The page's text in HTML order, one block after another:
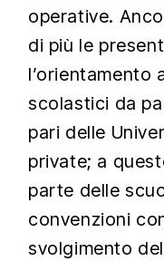
operative.
di più le
l’orientamento
scolastici da
pari delle
private; a
parte delle
convenzioni
svolgimento